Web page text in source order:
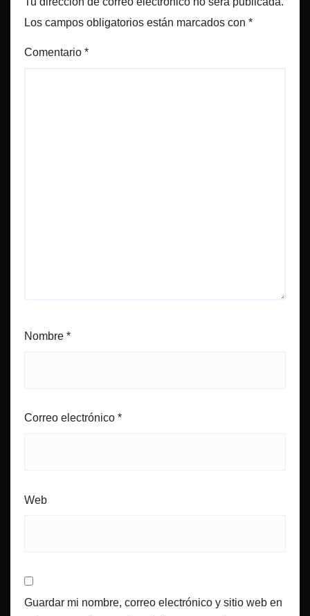
Los campos obligatorios están marcados con *
Comentario *
Nombre *
Correo electrónico *
Web
Guardar mi nombre, correo electrónico y sitio web en